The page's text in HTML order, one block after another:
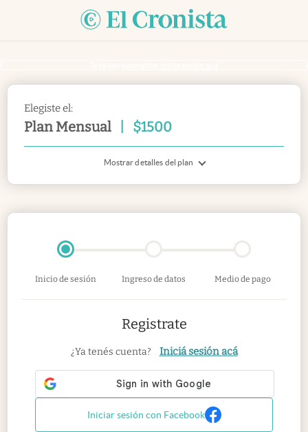
Elegiste el:
Plan Mensual $1500
Mostrar detalles del plan
Inicio de sesión Ingreso de datos Medio de pago
Registrate
¿Ya tenés cuenta? Iniciá sesión acá
Iniciar sesión con Facebook